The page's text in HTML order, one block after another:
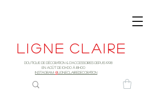
Ligne claire
Boutique de décoration & d'accessoires depuis 1998
EN AOûT DE 10h00 à 18H00
INSTAGRAM: @LIGNECLAIREDECORATION